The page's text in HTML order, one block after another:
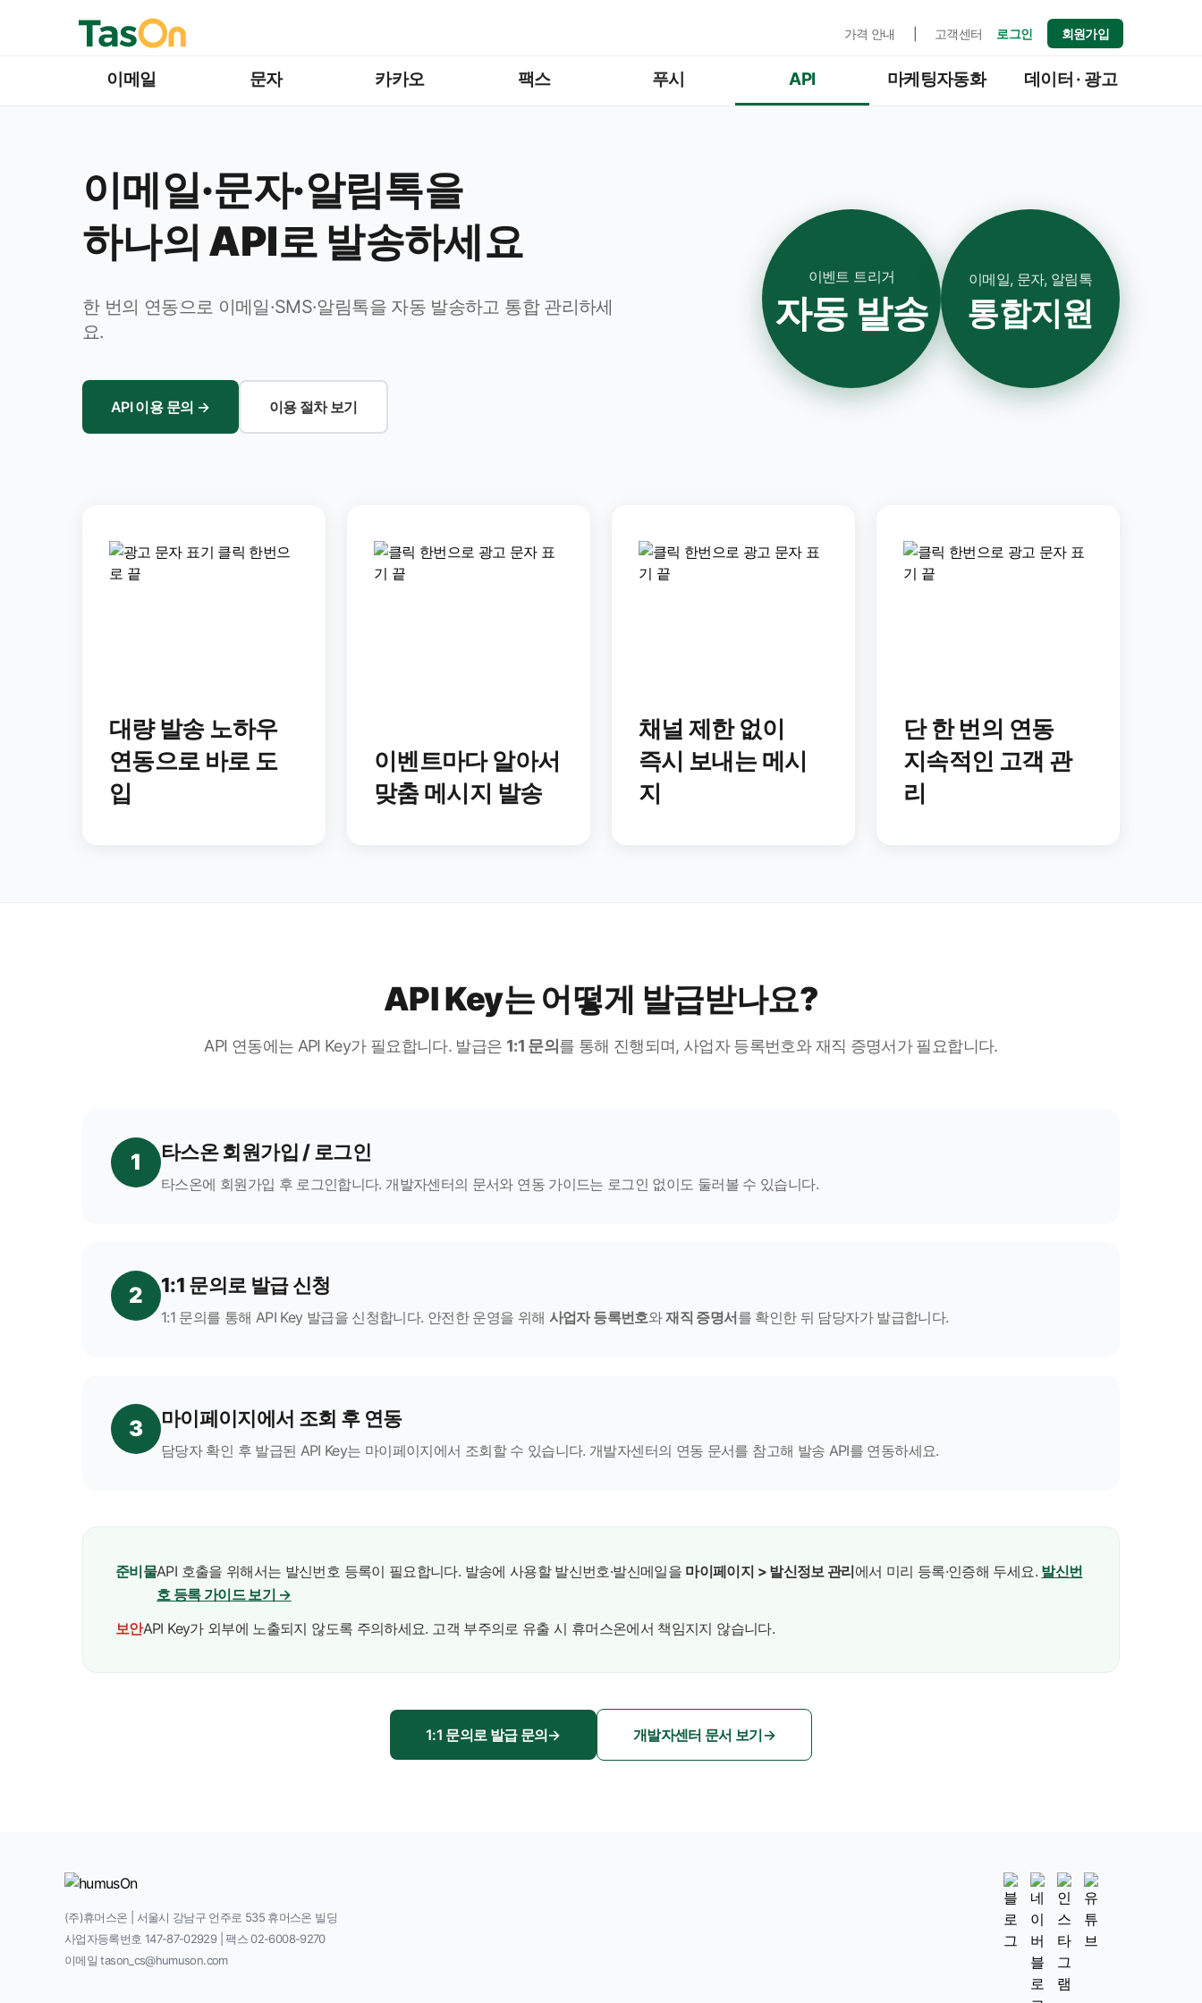
가격 안내 고객센터 로그인 회원가입
이메일 문자 카카오 팩스 푸시 API 마케팅자동화 데이터 · 광고
이메일·문자·알림톡을
하나의 API로 발송하세요
한 번의 연동으로 이메일·SMS·알림톡을 자동 발송하고 통합 관리하세
요.
API 이용 문의 → 이용 절차 보기
이벤트 트리거
자동 발송
이메일, 문자, 알림톡
통합지원
대량 발송 노하우
연동으로 바로 도
입
이벤트마다 알아서
맞춤 메시지 발송
채널 제한 없이
즉시 보내는 메시
지
단 한 번의 연동
지속적인 고객 관
리
API Key는 어떻게 발급받나요?
API 연동에는 API Key가 필요합니다. 발급은 1:1 문의를 통해 진행되며, 사업자 등록번호와 재직 증명서가 필요합니다.
1 타스온 회원가입 / 로그인
타스온에 회원가입 후 로그인합니다. 개발자센터의 문서와 연동 가이드는 로그인 없이도 둘러볼 수 있습니다.
2 1:1 문의로 발급 신청
1:1 문의를 통해 API Key 발급을 신청합니다. 안전한 운영을 위해 사업자 등록번호와재직 증명서를 확인한 뒤 담당자가 발급합니다.
3 마이페이지에서 조회 후 연동
담당자 확인 후 발급된 API Key는 마이페이지에서 조회할 수 있습니다. 개발자센터의 연동 문서를 참고해 발송 API를 연동하세요.
준비물API 호출을 위해서는 발신번호 등록이 필요합니다. 발송에 사용할 발신번호·발신메일을 마이페이지 > 발신정보 관리에서 미리 등록·인증해 두세요. 발신번
호 등록 가이드 보기 →
보안API Key가 외부에 노출되지 않도록 주의하세요. 고객 부주의로 유출 시 휴머스온에서 책임지지 않습니다.
1:1 문의로 발급 문의→ 개발자센터 문서 보기 →
(주)휴머스온 | 서울시 강남구 언주로 535 휴머스온 빌딩
사업자등록번호 147-87-02929 | 팩스 02-6008-9270
이메일 tason_cs@humuson.com